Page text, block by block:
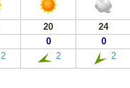
20 24
0 0
2 2 2